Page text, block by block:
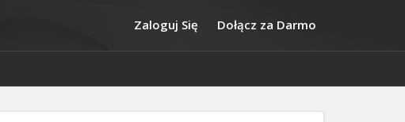
Zaloguj Się Dołącz za Darmo